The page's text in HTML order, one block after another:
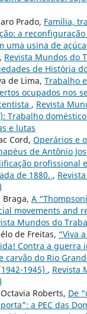
Prado, Família,
a
uma usina de
, Revista Mundos do
de História
de Lima, Trabalho
ocupados nos
, Revista
Trabalho
e lutas
Cord, Operários e
de Antônio
profissional
de 1880. ,
Braga, A
movements and
Mundos do
de Freitas, “Viva
Contra a guerra
carvão do Rio
1945) , Revista
Roberts, De
a PEC das